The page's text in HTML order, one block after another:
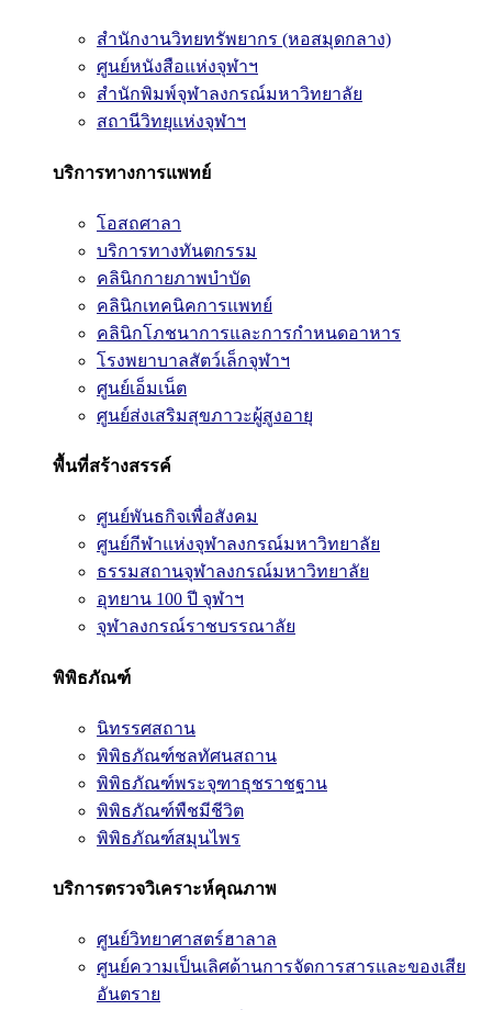
สำนักงานวิทยทรัพยากร (หอสมุดกลาง)
ศูนย์หนังสือแห่งจุฬาฯ
สำนักพิมพ์จุฬาลงกรณ์มหาวิทยาลัย
สถานีวิทยุแห่งจุฬาฯ
บริการทางการแพทย์
โอสถศาลา
บริการทางทันตกรรม
คลินิกกายภาพบำบัด
คลินิกเทคนิคการแพทย์
คลินิกโภชนาการและการกำหนดอาหาร
โรงพยาบาลสัตว์เล็กจุฬาฯ
ศูนย์เอ็มเน็ต
ศูนย์ส่งเสริมสุขภาวะผู้สูงอายุ
พื้นที่สร้างสรรค์
ศูนย์พันธกิจเพื่อสังคม
ศูนย์กีฬาแห่งจุฬาลงกรณ์มหาวิทยาลัย
ธรรมสถานจุฬาลงกรณ์มหาวิทยาลัย
อุทยาน 100 ปี จุฬาฯ
จุฬาลงกรณ์ราชบรรณาลัย
พิพิธภัณฑ์
นิทรรศสถาน
พิพิธภัณฑ์ชลทัศนสถาน
พิพิธภัณฑ์พระจุฑาธุชราชฐาน
พิพิธภัณฑ์พืชมีชีวิต
พิพิธภัณฑ์สมุนไพร
บริการตรวจวิเคราะห์คุณภาพ
ศูนย์วิทยาศาสตร์ฮาลาล
ศูนย์ความเป็นเลิศด้านการจัดการสารและของเสีย
อันตราย